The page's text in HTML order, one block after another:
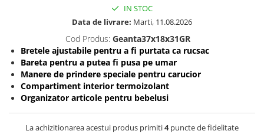
Accesorii bebelusi / nou-nascuti
Perne si saltele bebelusi
Diversificare bebelusi
Baia bebelusului
Maternitate
Jucarii copii si jocuri educative
IN STOC
Data de livrare: Marti, 11.08.2026
Cod Produs: Geanta37x18x31GR
Bretele ajustabile pentru a fi purtata ca rucsac
Bareta pentru a putea fi pusa pe umar
Manere de prindere speciale pentru carucior
Compartiment interior termoizolant
Organizator articole pentru bebelusi
La achizitionarea acestui produs primiti4puncte de fidelitate